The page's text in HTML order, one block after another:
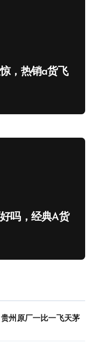
，热销a货飞
吗，经典A货
州原厂一比一飞天茅